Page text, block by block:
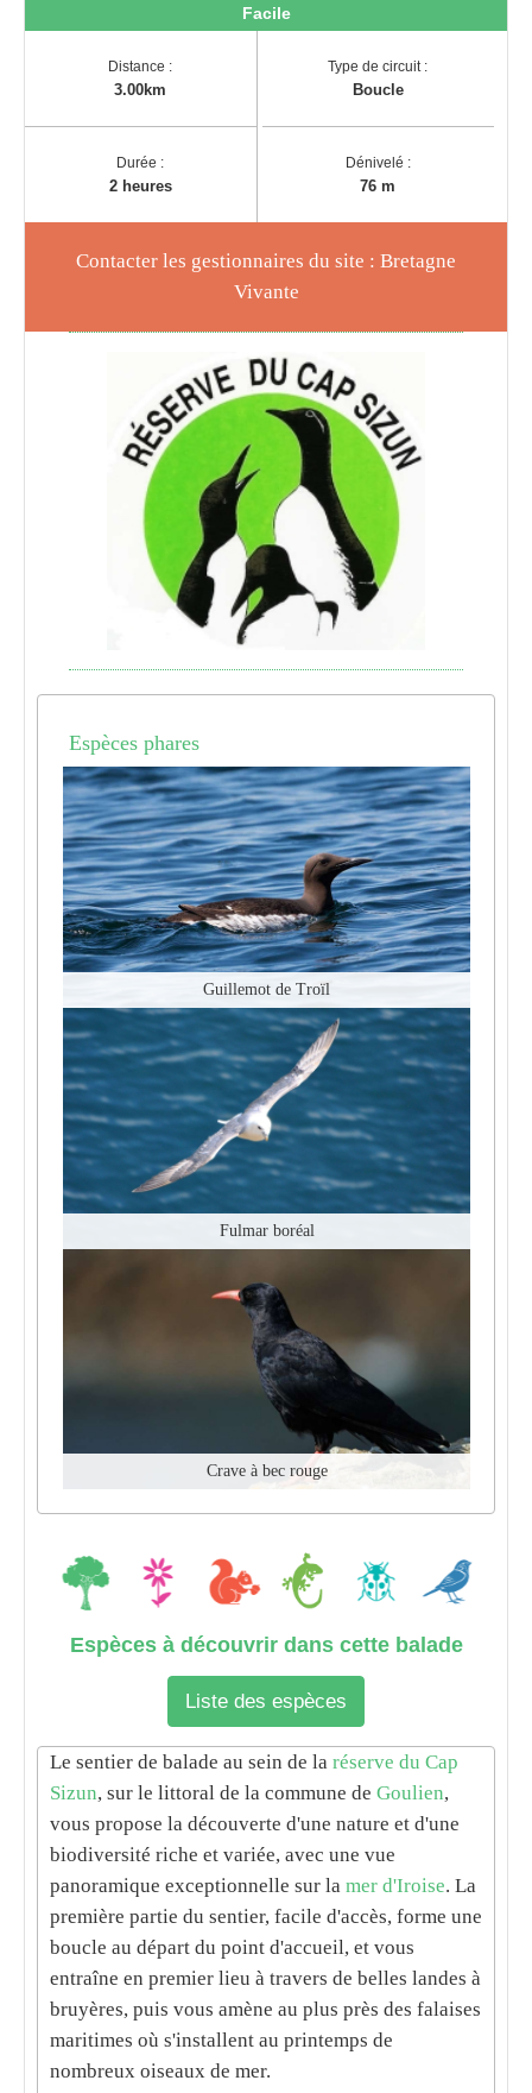
Facile
Distance :
3.00km
Type de circuit :
Boucle
Durée :
2 heures
Dénivelé :
76 m
Contacter les gestionnaires du site : Bretagne
Vivante
Espèces phares
Guillemot de Troïl
Fulmar boréal
Crave à bec rouge
Espèces à découvrir dans cette balade
Liste des espèces
Le sentier de balade au sein de la réserve du Cap
Sizun, sur le littoral de la commune de Goulien,
vous propose la découverte d'une nature et d'une
biodiversité riche et variée, avec une vue
panoramique exceptionnelle sur la mer d'Iroise. La
première partie du sentier, facile d'accès, forme une
boucle au départ du point d'accueil, et vous
entraîne en premier lieu à travers de belles landes à
bruyères, puis vous amène au plus près des falaises
maritimes où s'installent au printemps de
nombreux oiseaux de mer.